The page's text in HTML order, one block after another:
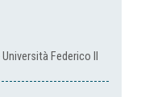
Federico II